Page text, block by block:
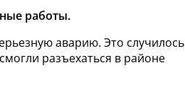
работы.
аварию. Это случилось
разъехаться в районе